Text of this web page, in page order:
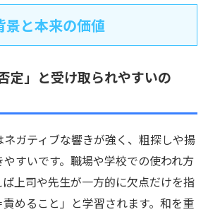
景と本来の価値
定」と受け取られやすいの
ガティブな響きが強く、粗探しや揚
すいです。職場や学校での使われ方
上司や先生が一方的に欠点だけを指
めること」と学習されます。和を重